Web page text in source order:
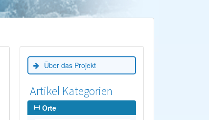
Über das Projekt
Artikel Kategorien
Orte